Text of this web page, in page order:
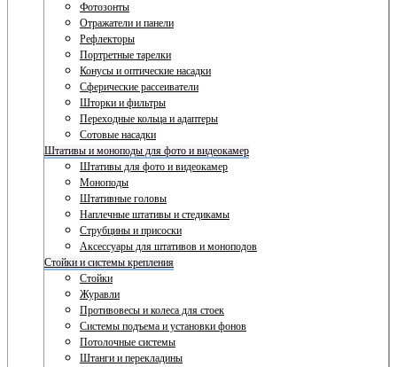
Фотозонты
Отражатели и панели
Рефлекторы
Портретные тарелки
Конусы и оптические насадки
Сферические рассеиватели
Шторки и фильтры
Переходные кольца и адаптеры
Сотовые насадки
Штативы и моноподы для фото и видеокамер
Штативы для фото и видеокамер
Моноподы
Штативные головы
Наплечные штативы и стедикамы
Струбцины и присоски
Аксессуары для штативов и моноподов
Стойки и системы крепления
Стойки
Журавли
Противовесы и колеса для стоек
Системы подъема и установки фонов
Потолочные системы
Штанги и перекладины